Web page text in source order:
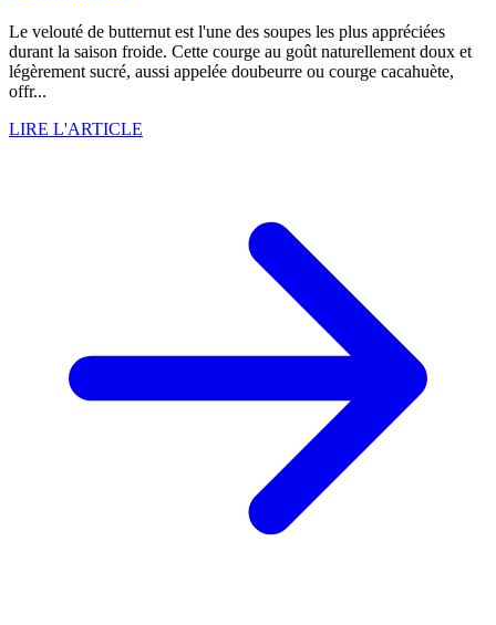
Le velouté de butternut est l'une des soupes les plus appréciées
durant la saison froide. Cette courge au goût naturellement doux et
légèrement sucré, aussi appelée doubeurre ou courge cacahuète,
offr...
LIRE L'ARTICLE